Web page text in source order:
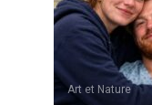
Art et Nature